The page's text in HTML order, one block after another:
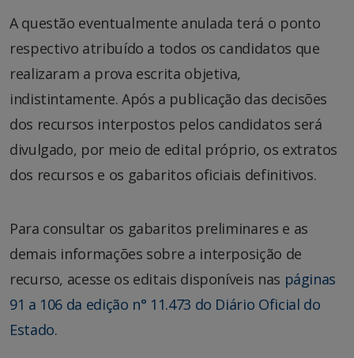
A questão eventualmente anulada terá o ponto
respectivo atribuído a todos os candidatos que
realizaram a prova escrita objetiva,
indistintamente. Após a publicação das decisões
dos recursos interpostos pelos candidatos será
divulgado, por meio de edital próprio, os extratos
dos recursos e os gabaritos oficiais definitivos.
Para consultar os gabaritos preliminares e as
demais informações sobre a interposição de
recurso, acesse os editais disponíveis nas páginas
91 a 106 da edição n° 11.473 do Diário Oficial do
Estado.